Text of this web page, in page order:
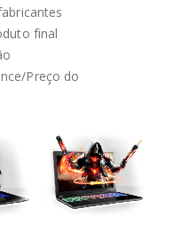
final
Preço do